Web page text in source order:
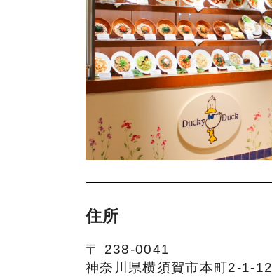
住所
〒 238-0041
神奈川県横須賀市本町2-1-12